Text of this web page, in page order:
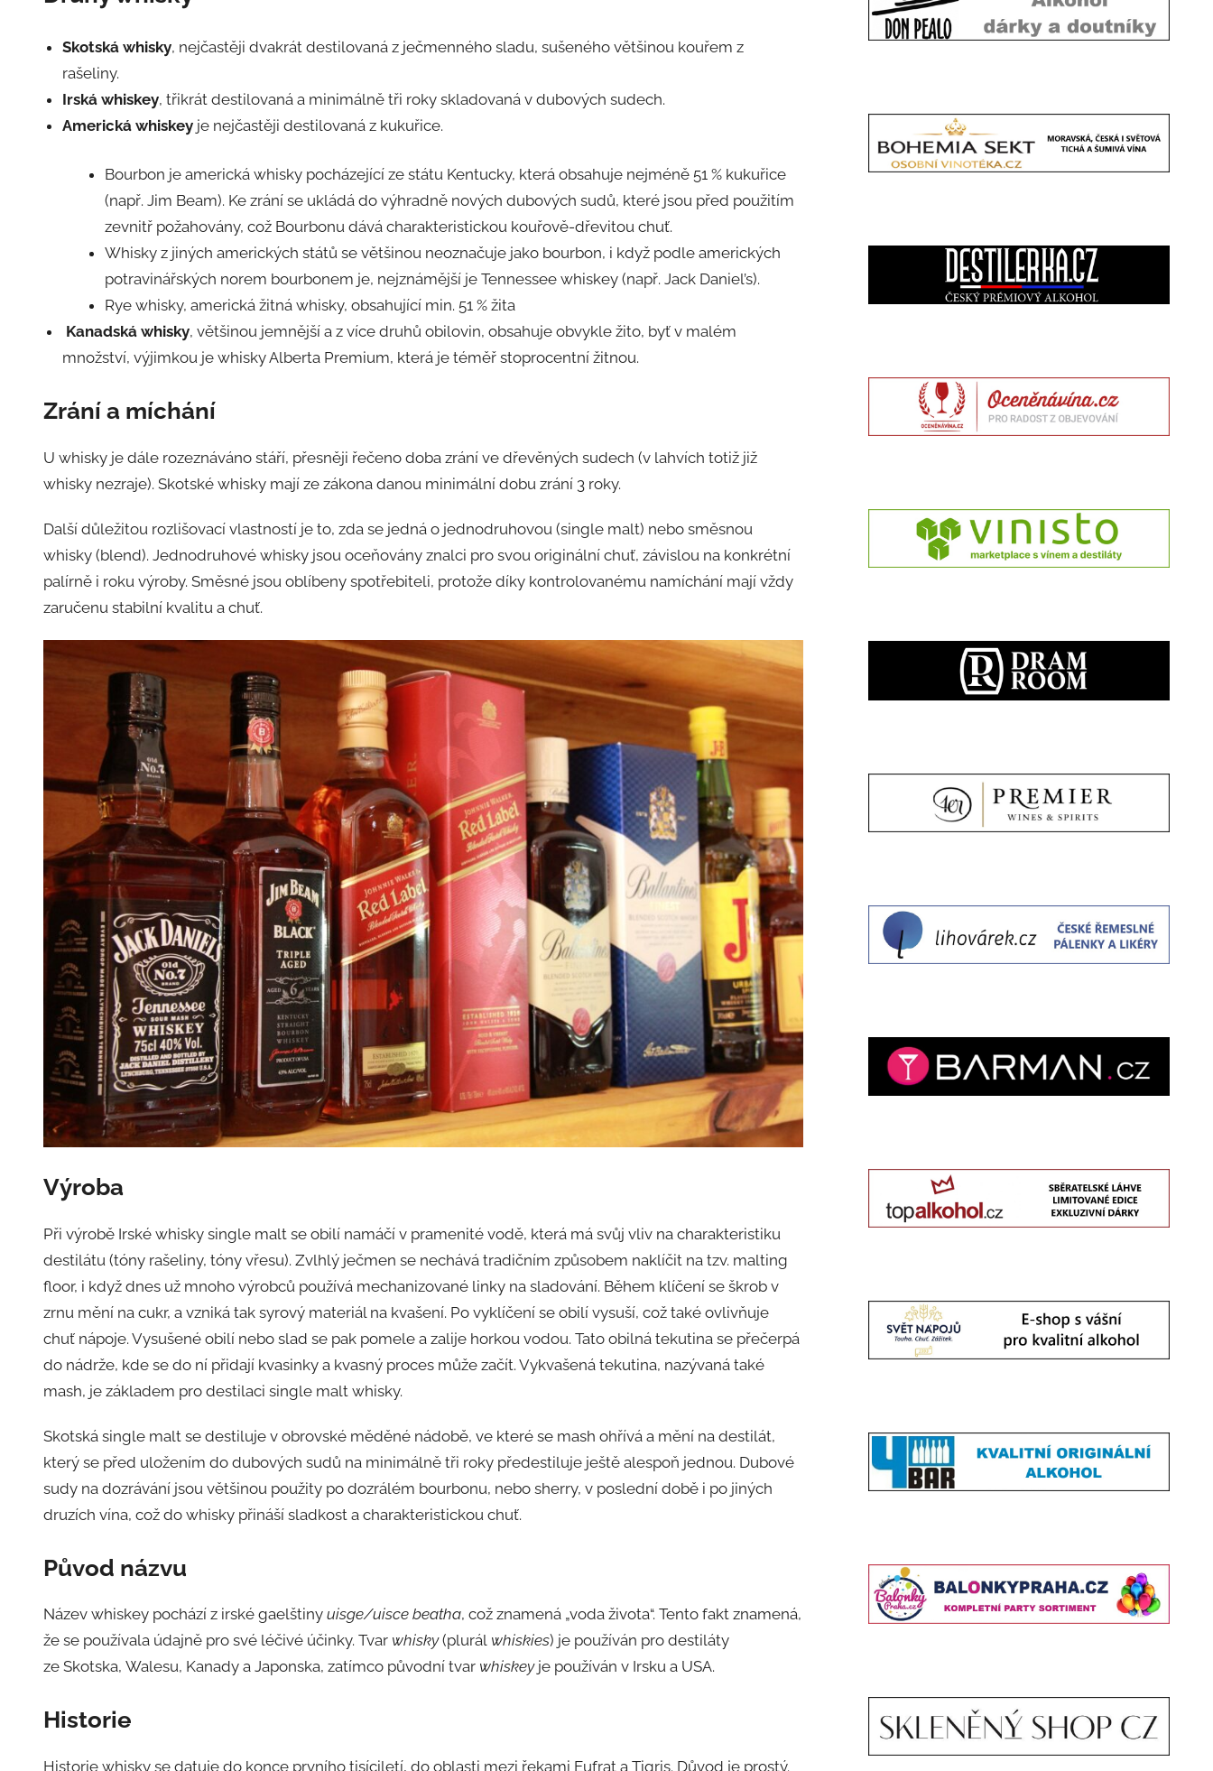
Skotská whisky, nejčastěji dvakrát destilovaná z ječmenného sladu, sušeného většinou kouřem z
rašeliny.
Irská whiskey, třikrát destilovaná a minimálně tři roky skladovaná v dubových sudech.
Americká whiskey je nejčastěji destilovaná z kukuřice.
Bourbon je americká whisky pocházející ze státu Kentucky, která obsahuje nejméně 51 % kukuřice
(např. Jim Beam). Ke zrání se ukládá do výhradně nových dubových sudů, které jsou před použitím
zevnitř požahovány, což Bourbonu dává charakteristickou kouřově-dřevitou chuť.
Whisky z jiných amerických států se většinou neoznačuje jako bourbon, i když podle amerických
potravinářských norem bourbonem je, nejznámější je Tennessee whiskey (např. Jack Daniel’s).
Rye whisky, americká žitná whisky, obsahující min. 51 % žita
Kanadská whisky, většinou jemnější a z více druhů obilovin, obsahuje obvykle žito, byť v malém
množství, výjimkou je whisky Alberta Premium, která je téměř stoprocentní žitnou.
Zrání a míchání
U whisky je dále rozeznáváno stáří, přesněji řečeno doba zrání ve dřevěných sudech (v lahvích totiž již
whisky nezraje). Skotské whisky mají ze zákona danou minimální dobu zrání 3 roky.
Další důležitou rozlišovací vlastností je to, zda se jedná o jednodruhovou (single malt) nebo směsnou
whisky (blend). Jednodruhové whisky jsou oceňovány znalci pro svou originální chuť, závislou na konkrétní
palírně i roku výroby. Směsné jsou oblíbeny spotřebiteli, protože díky kontrolovanému namíchání mají vždy
zaručenu stabilní kvalitu a chuť.
Výroba
Při výrobě Irské whisky single malt se obilí namáčí v pramenité vodě, která má svůj vliv na charakteristiku
destilátu (tóny rašeliny, tóny vřesu). Zvlhlý ječmen se nechává tradičním způsobem naklíčit na tzv. malting
floor, i když dnes už mnoho výrobců používá mechanizované linky na sladování. Během klíčení se škrob v
zrnu mění na cukr, a vzniká tak syrový materiál na kvašení. Po vyklíčení se obilí vysuší, což také ovlivňuje
chuť nápoje. Vysušené obilí nebo slad se pak pomele a zalije horkou vodou. Tato obilná tekutina se přečerpá
do nádrže, kde se do ní přidají kvasinky a kvasný proces může začít. Vykvašená tekutina, nazývaná také
mash, je základem pro destilaci single malt whisky.
Skotská single malt se destiluje v obrovské měděné nádobě, ve které se mash ohřívá a mění na destilát,
který se před uložením do dubových sudů na minimálně tři roky předestiluje ještě alespoň jednou. Dubové
sudy na dozrávání jsou většinou použity po dozrálém bourbonu, nebo sherry, v poslední době i po jiných
druzích vína, což do whisky přináší sladkost a charakteristickou chuť.
Původ názvu
Název whiskey pochází z irské gaelštiny uisge/uisce beatha, což znamená „voda života“. Tento fakt znamená,
že se používala údajně pro své léčivé účinky. Tvar whisky(plurál whiskies) je používán pro destiláty
ze Skotska, Walesu, Kanady a Japonska, zatímco původní tvar whiskeyje používán v Irsku a USA.
Historie
Historie whisky se datuje do konce prvního tisíciletí, do oblasti mezi řekami Eufrat a Tigris. Důvod je prostý.